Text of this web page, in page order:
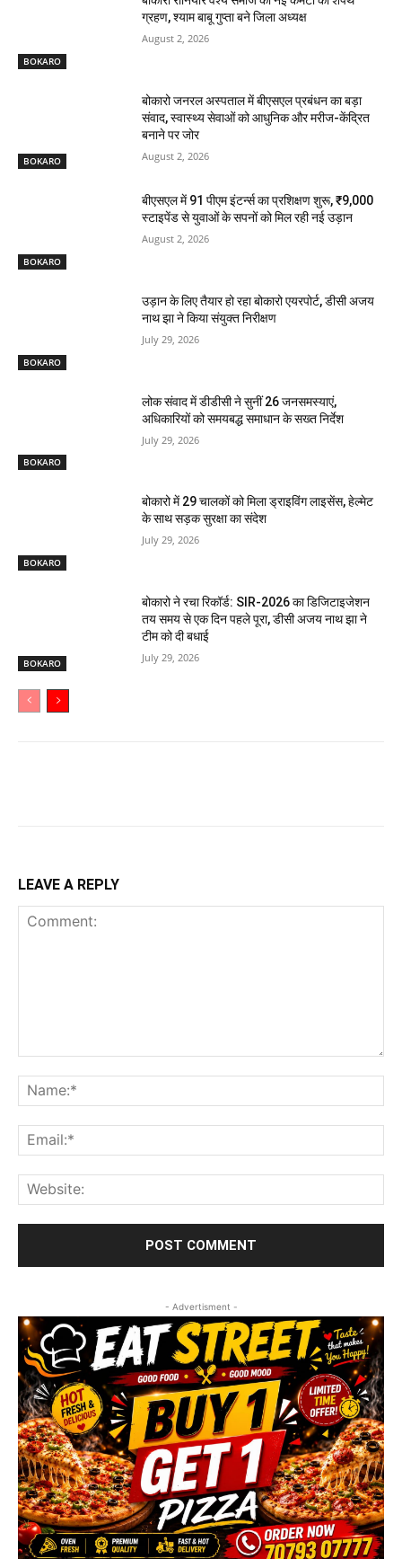
BOKARO
ग्रहण, श्याम बाबू गुप्ता बने जिला अध्यक्ष
August 2, 2026
BOKARO
बोकारो जनरल अस्पताल में बीएसएल प्रबंधन का बड़ा
संवाद, स्वास्थ्य सेवाओं को आधुनिक और मरीज-केंद्रित
बनाने पर जोर
August 2, 2026
BOKARO
बीएसएल में 91 पीएम इंटर्न्स का प्रशिक्षण शुरू, ₹9,000
स्टाइपेंड से युवाओं के सपनों को मिल रही नई उड़ान
August 2, 2026
BOKARO
उड़ान के लिए तैयार हो रहा बोकारो एयरपोर्ट, डीसी अजय
नाथ झा ने किया संयुक्त निरीक्षण
July 29, 2026
BOKARO
लोक संवाद में डीडीसी ने सुनीं 26 जनसमस्याएं,
अधिकारियों को समयबद्ध समाधान के सख्त निर्देश
July 29, 2026
BOKARO
बोकारो में 29 चालकों को मिला ड्राइविंग लाइसेंस, हेल्मेट
के साथ सड़क सुरक्षा का संदेश
July 29, 2026
BOKARO
बोकारो ने रचा रिकॉर्ड: SIR-2026 का डिजिटाइजेशन
तय समय से एक दिन पहले पूरा, डीसी अजय नाथ झा ने
टीम को दी बधाई
July 29, 2026
LEAVE A REPLY
- Advertisment -